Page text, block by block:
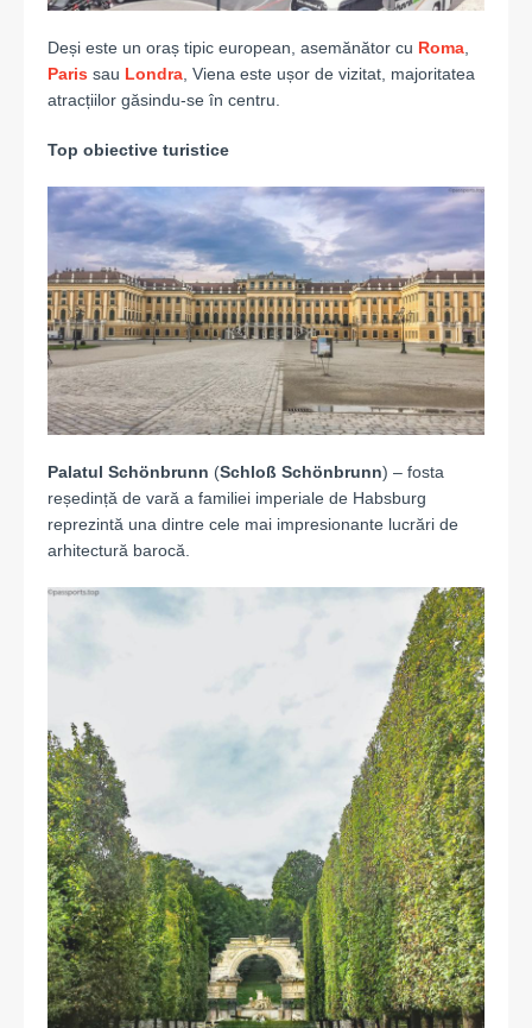
Deși este un oraș tipic european, asemănător cu Roma
Paris sau Londra , Viena este ușor de vizitat, majoritatea
atracțiilor găsindu-se în centru.
Top obiective turistice
Palatul Schönbrunn (Schloß Schönbrunn) – fosta
reședință de vară a familiei imperiale de Habsburg
reprezintă una dintre cele mai impresionante lucrări de
arhitectură barocă.